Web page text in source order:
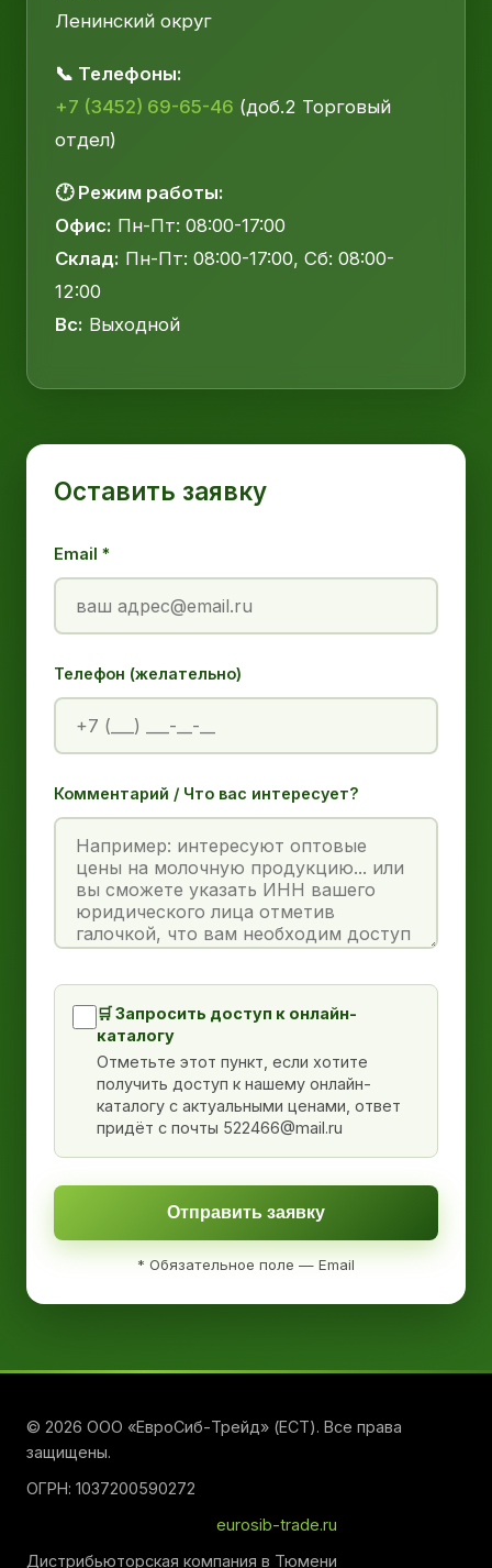
Ленинский округ
📞 Телефоны:
+7 (3452) 69-65-46 (доб.2 Торговый
отдел)
🕐 Режим работы:
Офис: Пн-Пт: 08:00-17:00
Склад: Пн-Пт: 08:00-17:00, Сб: 08:00-
12:00
Вс: Выходной
Оставить заявку
Email *
Телефон (желательно)
Комментарий / Что вас интересует?
🛒 Запросить доступ к онлайн-
каталогу
Отметьте этот пункт, если хотите
получить доступ к нашему онлайн-
каталогу с актуальными ценами, ответ
придёт с почты 522466@mail.ru
Отправить заявку
* Обязательное поле — Email
© 2026 ООО «ЕвроСиб-Трейд» (ЕСТ). Все права
защищены.
ОГРН: 1037200590272
eurosib-trade.ru
Дистрибьюторская компания в Тюмени